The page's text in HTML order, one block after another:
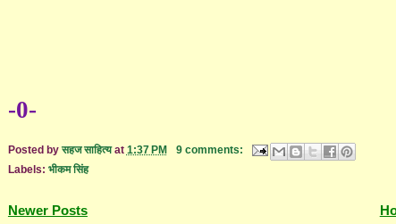
-0-
Posted byसहज साहित्य at 1:37 PM
9 comments:
Labels: भीकम सिंह
Newer Posts